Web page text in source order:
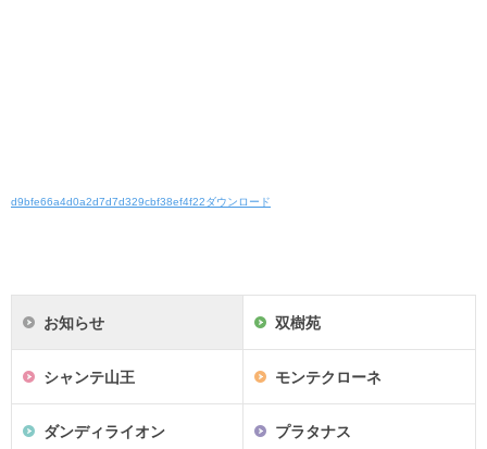
d9bfe66a4d0a2d7d7d329cbf38ef4f22ダウンロード
お知らせ 双樹苑
シャンテ山王 モンテクローネ
ダンディライオン プラタナス